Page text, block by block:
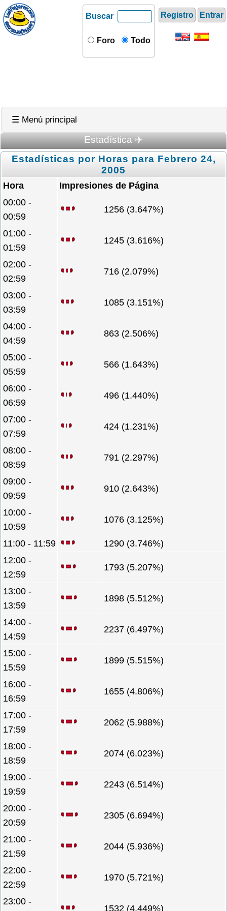
Registro Entrar
Buscar
Foro Todo
☰ Menú principal
Estadística ✈️
Estadísticas por Horas para Febrero 24,
2005
Hora
Impresiones de Página
00:00 -
00:59
1256 (3.647%)
01:00 -
01:59
1245 (3.616%)
02:00 -
02:59
716 (2.079%)
03:00 -
03:59
1085 (3.151%)
04:00 -
04:59
863 (2.506%)
05:00 -
05:59
566 (1.643%)
06:00 -
06:59
496 (1.440%)
07:00 -
07:59
424 (1.231%)
08:00 -
08:59
791 (2.297%)
09:00 -
09:59
910 (2.643%)
10:00 -
10:59
1076 (3.125%)
11:00 - 11:59
1290 (3.746%)
12:00 -
12:59
1793 (5.207%)
13:00 -
13:59
1898 (5.512%)
14:00 -
14:59
2237 (6.497%)
15:00 -
15:59
1899 (5.515%)
16:00 -
16:59
1655 (4.806%)
17:00 -
17:59
2062 (5.988%)
18:00 -
18:59
2074 (6.023%)
19:00 -
19:59
2243 (6.514%)
20:00 -
20:59
2305 (6.694%)
21:00 -
21:59
2044 (5.936%)
22:00 -
22:59
1970 (5.721%)
23:00 -
1532 (4.449%)